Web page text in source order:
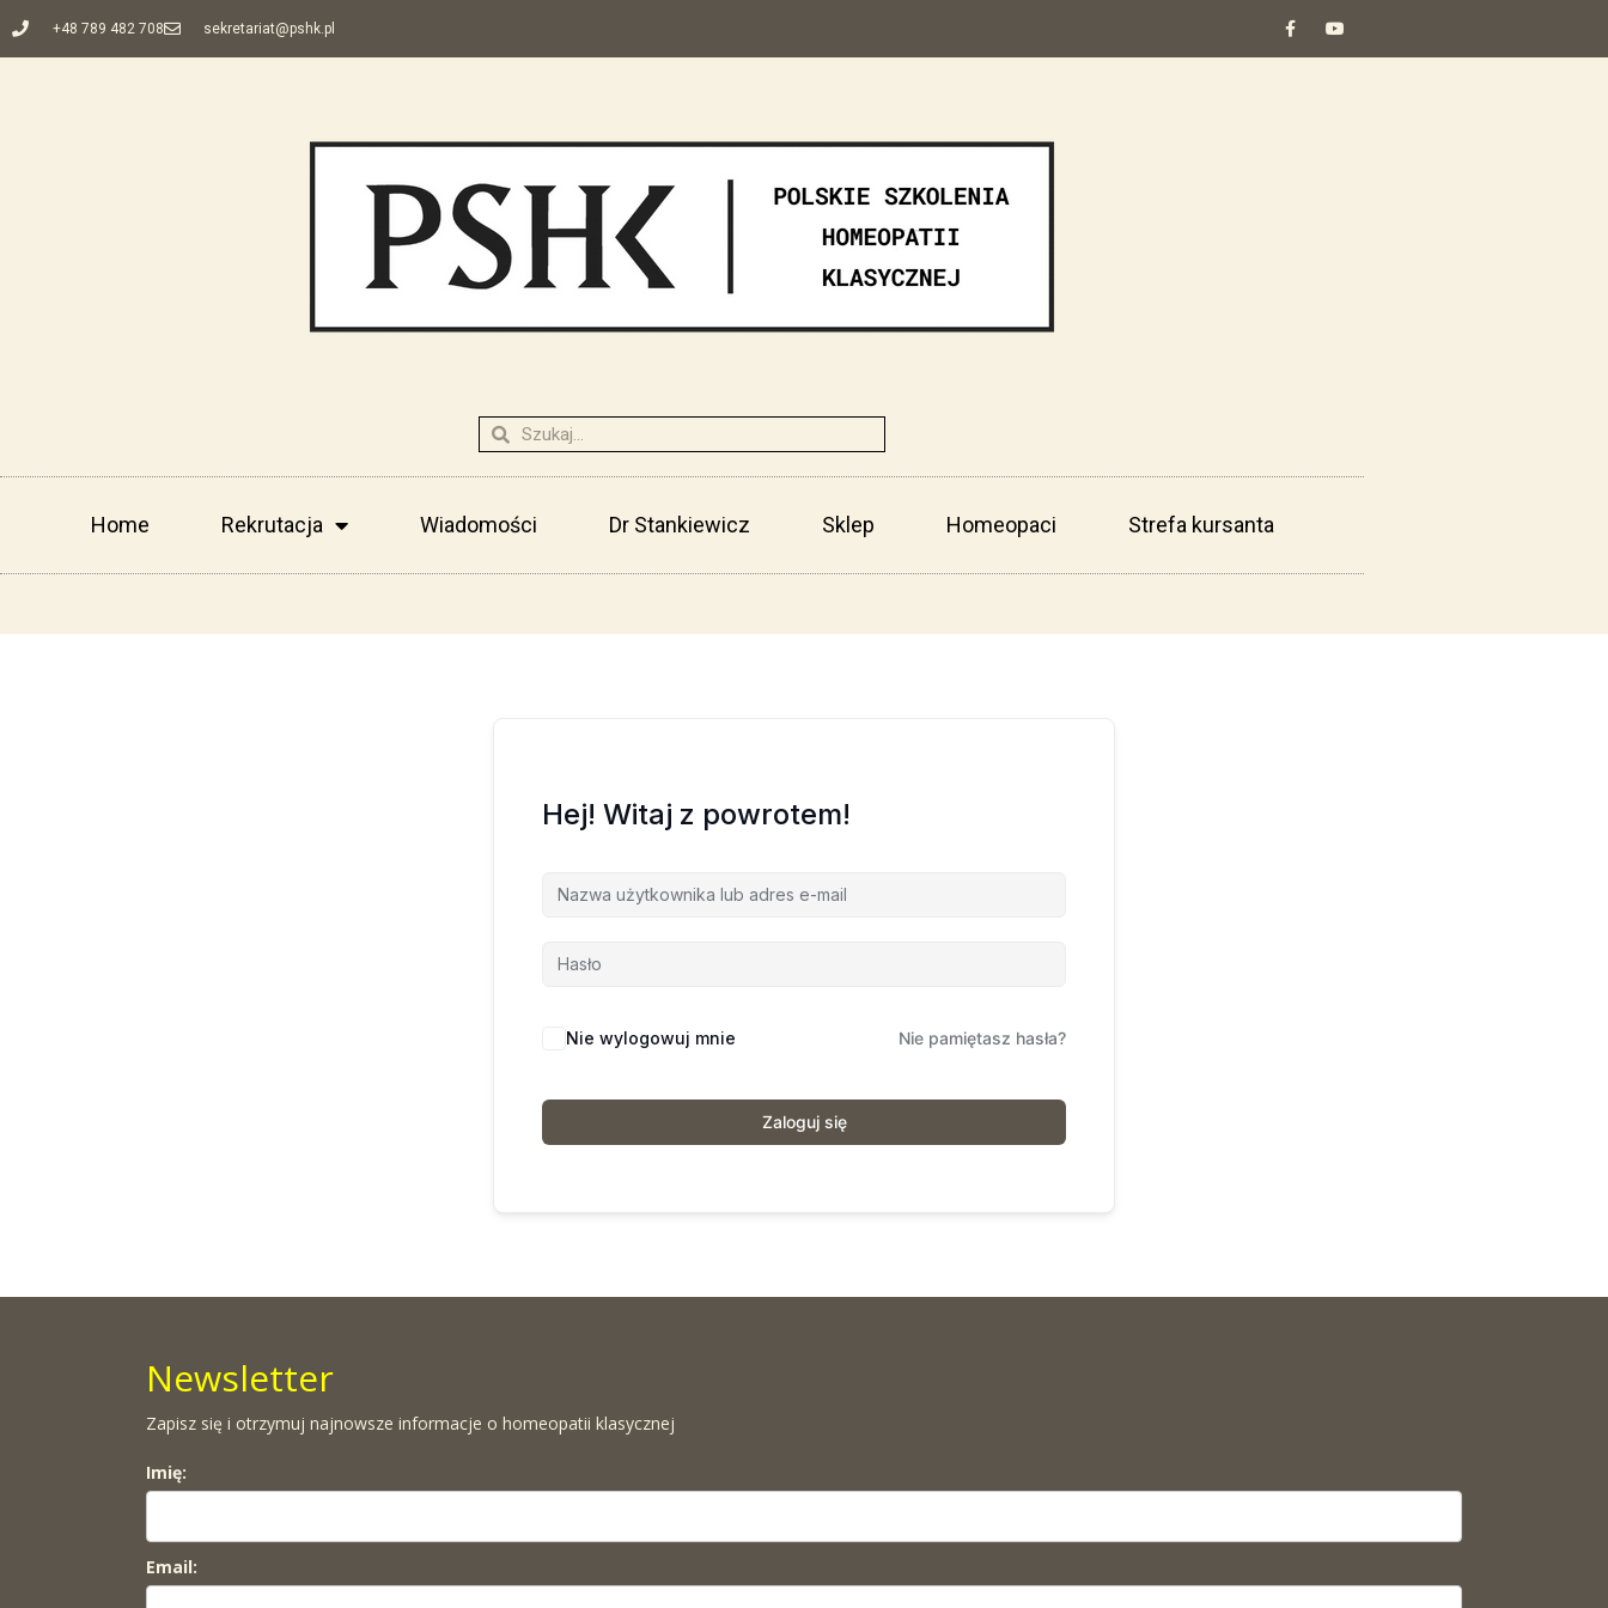
+48 789 482 708 sekretariat@pshk.pl
Home Rekrutacja Wiadomości Dr Stankiewicz Sklep Homeopaci Strefa kursanta
Hej! Witaj z powrotem!
Nie wylogowuj mnie Nie pamiętasz hasła?
Zaloguj się
Newsletter
Zapisz się i otrzymuj najnowsze informacje o homeopatii klasycznej
Imię:
Email: